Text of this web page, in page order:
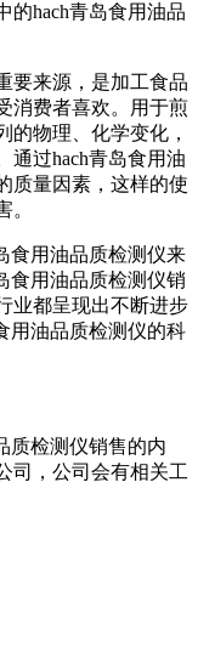
的hach青岛食用油品
来源，是加工食品
消费者喜欢。用于煎
的物理、化学变化，
通过hach青岛食用油
质量因素，这样的使
。
用油品质检测仪来
食用油品质检测仪销
业都呈现出不断进步
用油品质检测仪的科
检测仪销售的内
司，公司会有相关工